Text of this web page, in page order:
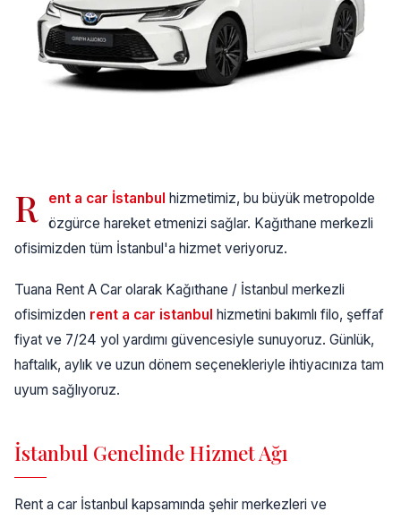
R ent a car İstanbul hizmetimiz, bu büyük metropolde
özgürce hareket etmenizi sağlar. Kağıthane merkezli
ofisimizden tüm İstanbul'a hizmet veriyoruz.
Tuana Rent A Car olarak Kağıthane / İstanbul merkezli
ofisimizden rent a car istanbul hizmetini bakımlı filo, şeffaf
fiyat ve 7/24 yol yardımı güvencesiyle sunuyoruz. Günlük,
haftalık, aylık ve uzun dönem seçenekleriyle ihtiyacınıza tam
uyum sağlıyoruz.
İstanbul Genelinde Hizmet Ağı
Rent a car İstanbul kapsamında şehir merkezleri ve